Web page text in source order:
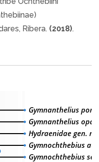
Ribera. (2018).
Gymnanthelius
Gymnanthelius
Hydraenidae gen. n.
Gymnochthebius
Gymnochthebius